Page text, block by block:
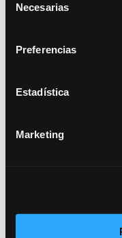
Necesarias
Preferencias
Estadística
Marketing